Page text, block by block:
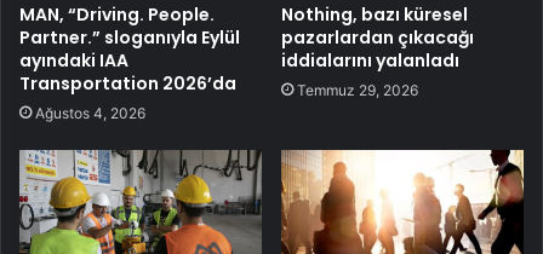
MAN, “Driving. People.
Partner.” sloganıyla Eylül
ayındaki IAA
Transportation 2026’da
Ağustos 4, 2026
Nothing, bazı küresel
pazarlardan çıkacağı
iddialarını yalanladı
Temmuz 29, 2026